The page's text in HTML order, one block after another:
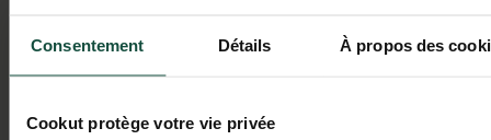
Consentement Détails À propos des
Cookut protège votre vie privée
Y si no dispones de estos utensilios y quieres
asegurarte de que el resultado esté a la altura,
preparar café irlandés .